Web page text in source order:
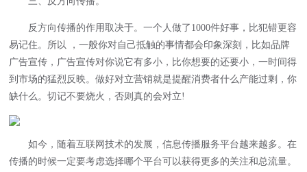
反方向传播的作用取决于。一个人做了1000件好事，比犯错更容
易记住。所以 ，一般你对自己抵触的事情都会印象深刻，比如品牌
广告宣传，广告宣传对你说它有多小，比你想要的还要小，一时间得
到市场的猛烈反映。做好对立营销就是提醒消费者什么产能过剩，你
缺什么。切记不要烧火，否则真的会对立!
如今，随着互联网技术的发展，信息传播服务平台越来越多。在
传播的时候一定要考虑选择哪个平台可以获得更多的关注和总流量。